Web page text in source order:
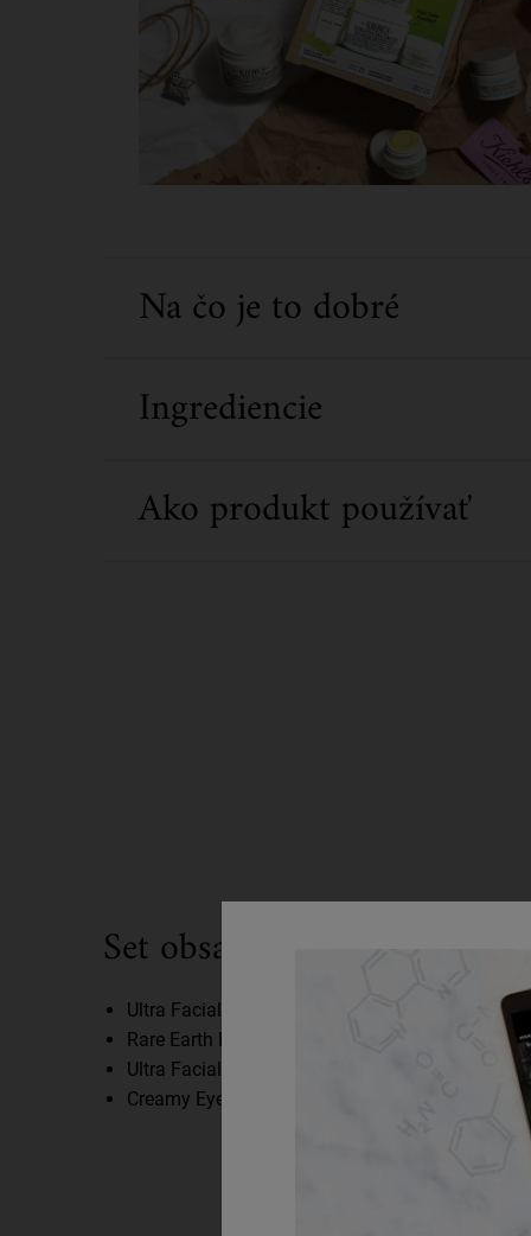
Na čo je to dobré
Ingrediencie
Ako produkt používať
Set obsahuje:
Ultra Facial Cleanser: 30 ml (cestovné balenie)
Rare Earth Deep Pore Cleansing Mask: 14 ml
Ultra Facial Cream: 50ml
Creamy Eye Treatment with Avocado: 7 ml